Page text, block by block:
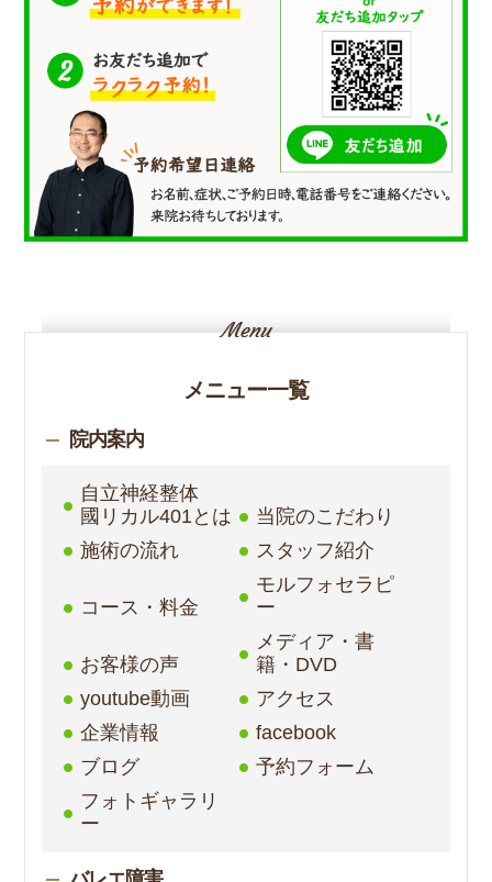
メニュー一覧
院内案内
自立神経整体
國リカル401とは
当院のこだわり
施術の流れ
スタッフ紹介
コース・料金
モルフォセラピ
ー
お客様の声
メディア・書
籍・DVD
youtube動画
アクセス
企業情報
facebook
ブログ
予約フォーム
フォトギャラリ
ー